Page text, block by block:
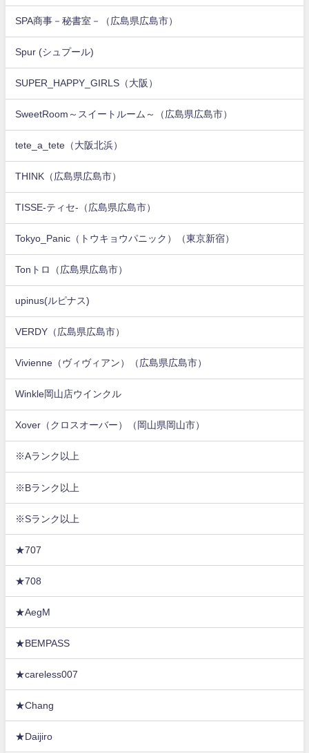
SPA商事－秘書室－（広島県広島市）
Spur (シュプール)
SUPER_HAPPY_GIRLS（大阪）
SweetRoom～スイートルーム～（広島県広島市）
tete_a_tete（大阪北浜）
THINK（広島県広島市）
TISSE-ティセ-（広島県広島市）
Tokyo_Panic（トウキョウパニック）（東京新宿）
Tonトロ（広島県広島市）
upinus(ルピナス)
VERDY（広島県広島市）
Vivienne（ヴィヴィアン）（広島県広島市）
Winkle岡山店ウインクル
Xover（クロスオーバー）（岡山県岡山市）
※Aランク以上
※Bランク以上
※Sランク以上
★707
★708
★AegM
★BEMPASS
★careless007
★Chang
★Daijiro